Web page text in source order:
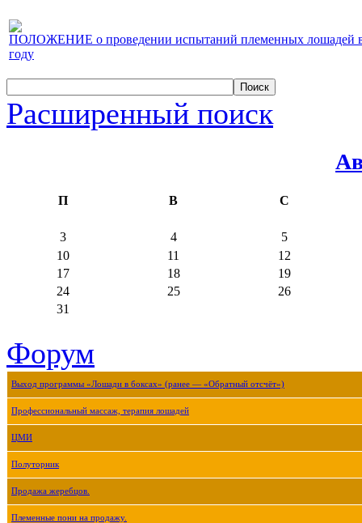
ПОЛОЖЕНИЕ о проведении испытаний племенных лошадей
году
Расширенный поиск
П В С
3 4
5
10
11
12
17
18
19
24
25
26
31
Форум
Выход программы «Лошади в боксах» (ранее — «Обратный отсчёт»)
Профессиональный массаж, терапия лошадей
ЦМИ
Полуторник
Продажа жеребцов.
Племенные пони на продажу.